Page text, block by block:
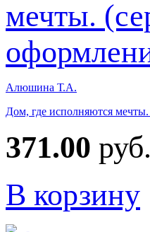
Алюшина Т.А.
Дом, где исполняются
371.00 руб.
В корзину